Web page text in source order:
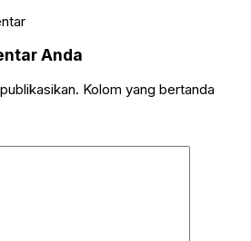
Anda
Kolom yang bertanda